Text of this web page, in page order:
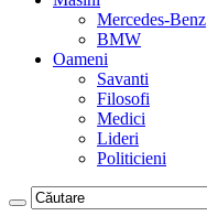
Mercedes-Benz
BMW
Oameni
Savanti
Filosofi
Medici
Lideri
Politicieni